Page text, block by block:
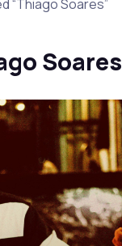
“Thiago Soares”
Soares